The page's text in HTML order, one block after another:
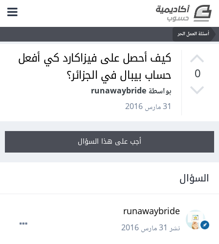
أسئلة العمل الحر
0
كيف أحصل على فيزاكارد كي أفعل
حساب بيبال في الجزائر؟
بواسطة runawaybride
31 مارس 2016
أجب على هذا السؤال
السؤال
runawaybride
نشر31 مارس 2016